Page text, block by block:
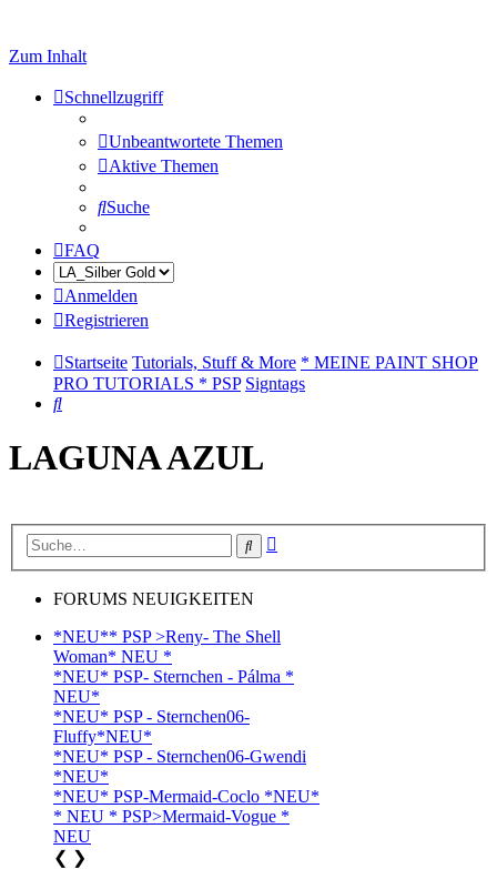
Zum Inhalt
Schnellzugriff
Unbeantwortete Themen
Aktive Themen
Suche
FAQ
Anmelden
Registrieren
Startseite Tutorials, Stuff & More * MEINE PAINT SHOP
PRO TUTORIALS * PSP Signtags
Suche
LAGUNA AZUL
Suche
FORUMS NEUIGKEITEN
*NEU** PSP >Reny- The Shell
Woman* NEU *
*NEU* PSP- Sternchen - Pálma *
NEU*
*NEU* PSP - Sternchen06-
Fluffy*NEU*
*NEU* PSP - Sternchen06-Gwendi
*NEU*
*NEU* PSP-Mermaid-Coclo *NEU*
* NEU * PSP>Mermaid-Vogue *
NEU
❮ ❯